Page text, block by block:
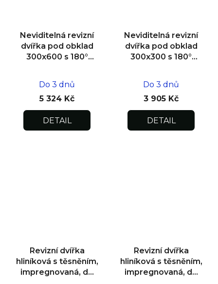
Neviditelná revizní
dvířka pod obklad
300x600 s 180°
Do 3 dnů
5 324 Kč
DETAIL
Neviditelná revizní
dvířka pod obklad
300x300 s 180°
Do 3 dnů
3 905 Kč
DETAIL
Revizní dvířka
hliníková s těsněním,
impregnovaná, do
Revizní dvířka
hliníková s těsněním,
impregnovaná, do